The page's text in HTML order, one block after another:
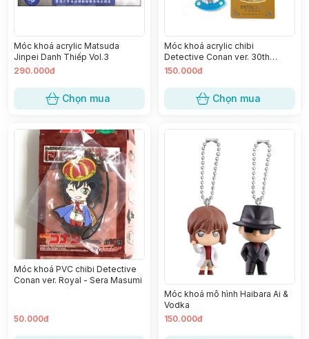
Móc khoá acrylic Matsuda
Jinpei Danh Thiếp Vol.3
290.000đ
Chọn mua
Móc khoá acrylic chibi
Detective Conan ver. 30th
Anniversary China - Kudou
150.000đ
Chọn mua
Móc khoá PVC chibi Detective
Conan ver. Royal - Sera Masumi
50.000đ
Móc khoá mô hình Haibara Ai &
Vodka
150.000đ